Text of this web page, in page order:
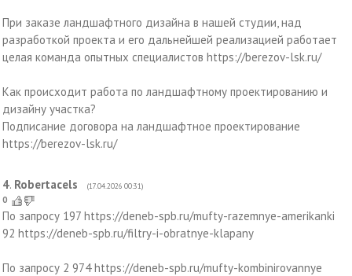
При заказе ландшафтного дизайна в нашей студии, над
разработкой проекта и его дальнейшей реализацией работает
целая команда опытных специалистов https://berezov-lsk.ru/
Как происходит работа по ландшафтному проектированию и
дизайну участка?
Подписание договора на ландшафтное проектирование
https://berezov-lsk.ru/
4. Robertacels (17.04.2026 00:31)
0
По запросу 197 https://deneb-spb.ru/mufty-razemnye-amerikanki
92 https://deneb-spb.ru/filtry-i-obratnye-klapany
По запросу 2 974 https://deneb-spb.ru/mufty-kombinirovannye